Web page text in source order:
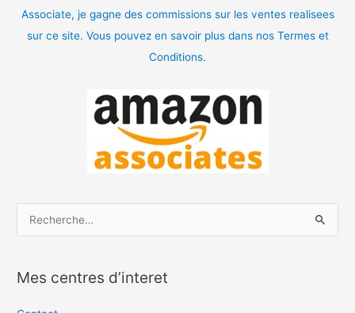
Associate, je gagne des commissions sur les ventes realisees
sur ce site. Vous pouvez en savoir plus dans nos Termes et
Conditions.
h
e
Mes centres d’interet